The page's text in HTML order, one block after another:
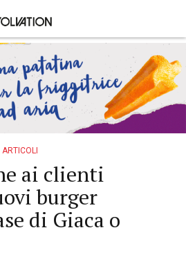
ai clienti
burger
di Giaca o